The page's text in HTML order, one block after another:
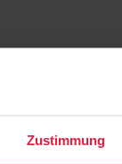
Zustimmung